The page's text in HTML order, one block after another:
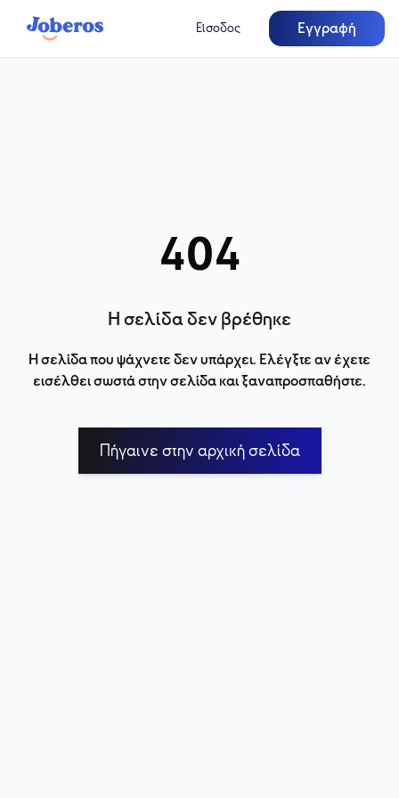
Είσοδος Εγγραφή
404
Η σελίδα δεν βρέθηκε
Η σελίδα που ψάχνετε δεν υπάρχει. Ελέγξτε αν έχετε
εισέλθει σωστά στην σελίδα και ξαναπροσπαθήστε.
Πήγαινε στην αρχική σελίδα